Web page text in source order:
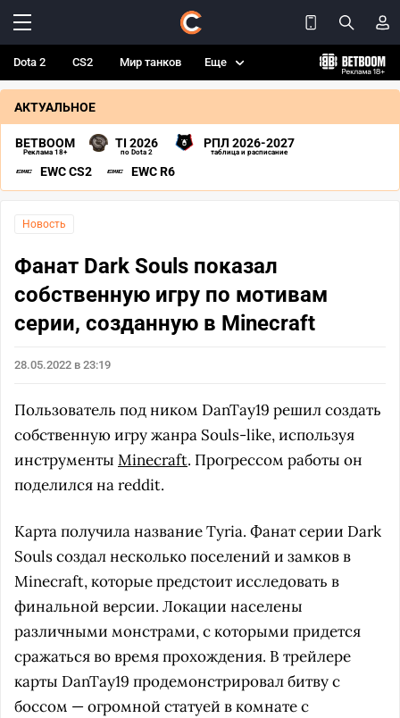
Dota 2 CS2 Мир танков Еще
АКТУАЛЬНОЕ
BETBOOM
Реклама 18+
TI 2026
по Dota 2
РПЛ 2026-2027
таблица и расписание
EWC CS2 EWC R6
Новость
Фанат Dark Souls показал
собственную игру по мотивам
серии, созданную в Minecraft
28.05.2022 в 23:19
Пользователь под ником DanTay19 решил создать
собственную игру жанра Souls-like, используя
инструменты Minecraft. Прогрессом работы он
поделился на reddit.
Карта получила название Tyria. Фанат серии Dark
Souls создал несколько поселений и замков в
Minecraft, которые предстоит исследовать в
финальной версии. Локации населены
различными монстрами, с которыми придется
сражаться во время прохождения. В трейлере
карты DanTay19 продемонстрировал битву с
боссом — огромной статуей в комнате с